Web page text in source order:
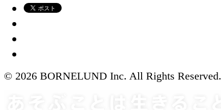
© 2026 BORNELUND Inc. All Rights Reserved.